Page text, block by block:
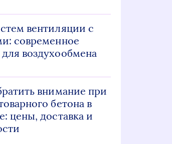
вентиляции с
современное
воздухообмена
внимание при
бетона в
цены, доставка и